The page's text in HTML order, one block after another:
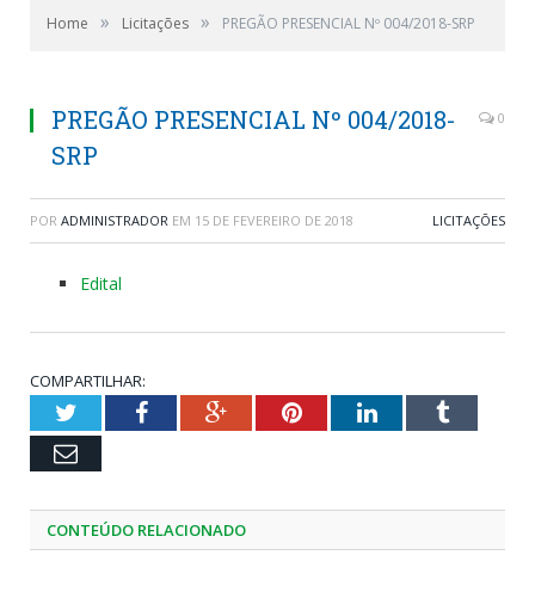
Home » Licitações » PREGÃO PRESENCIAL Nº 004/2018-SRP
PREGÃO PRESENCIAL Nº 004/2018-
SRP
0
POR ADMINISTRADOR EM 15 DE FEVEREIRO DE 2018 LICITAÇÕES
Edital
COMPARTILHAR:
TwitterFacebookGoogle+PinterestLinkedInTumblr
Email
CONTEÚDO RELACIONADO